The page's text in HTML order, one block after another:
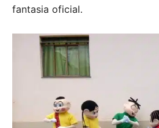
fantasia oficial.